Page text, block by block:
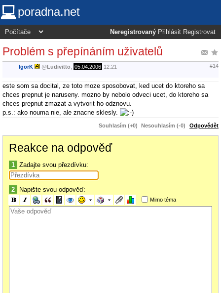
poradna.net
Neregistrovaný Přihlásit Registrovat
Problém s přepínáním uživatelů
IgorK @Ludivitto 05.04.2006 12:21 #14
este som sa docital, ze toto moze sposobovat, ked ucet do ktoreho sa
chces prepnut je naruseny. mozno by nebolo odveci ucet, do ktoreho sa
chces prepnut zmazat a vytvorit ho odznovu.
p.s.: ako nouma nie, ale znacne sklesly.
Souhlasím (+0) Nesouhlasím (-0) Odpovědět
Reakce na odpověď
1 Zadajte svou přezdívku:
2 Napište svou odpověď:
Mimo téma